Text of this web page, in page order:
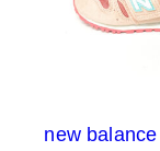
new balance